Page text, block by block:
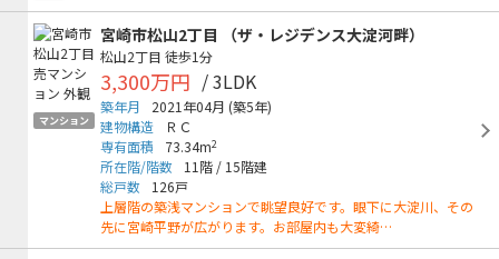
マンション
宮崎市松山2丁目 （ザ・レジデンス大淀河畔）
松山2丁目 徒歩1分
3,300万円 / 3LDK
築年月 2021年04月 (築5年)
建物構造
ＲＣ
専有面積
73.34m2
所在階/階数 11階 / 15階建
総戸数
126戸
上層階の築浅マンションで眺望良好です。眼下に大淀川、その
先に宮崎平野が広がります。お部屋内も大変綺…